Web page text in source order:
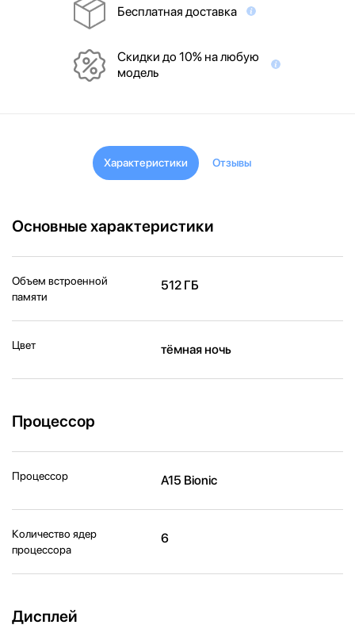
Бесплатная доставка
Скидки до 10% на любую
модель
Характеристики Отзывы
Основные характеристики
Объем встроенной
памяти
512 ГБ
Цвет тёмная ночь
Процессор
Процессор A15 Bionic
Количество ядер
процессора
6
Дисплей